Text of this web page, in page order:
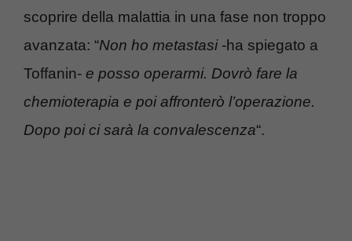
scoprire della malattia in una fase non troppo
avanzata: “Non ho metastasi-ha spiegato a
Toffanin- e posso operarmi. Dovrò fare la
chemioterapia e poi affronterò l’operazione.
Dopo poi ci sarà la convalescenza“.